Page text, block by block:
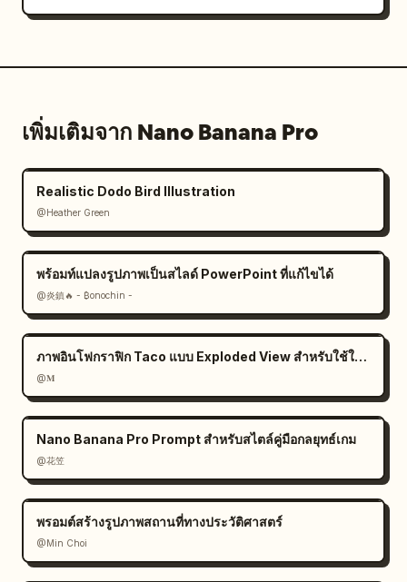
เพิ่มเติมจาก Nano Banana Pro
Realistic Dodo Bird Illustration
@Heather Green
พร้อมท์แปลงรูปภาพเป็นสไลด์ PowerPoint ที่แก้ไขได้
@炎鎮🔥 - ₿onochin -
ภาพอินโฟกราฟิก Taco แบบ Exploded View สำหรับใช้ในเชิงพาณิชย์
@𝐌
Nano Banana Pro Prompt สำหรับสไตล์คู่มือกลยุทธ์เกม
@花笠
พรอมต์สร้างรูปภาพสถานที่ทางประวัติศาสตร์
@Min Choi